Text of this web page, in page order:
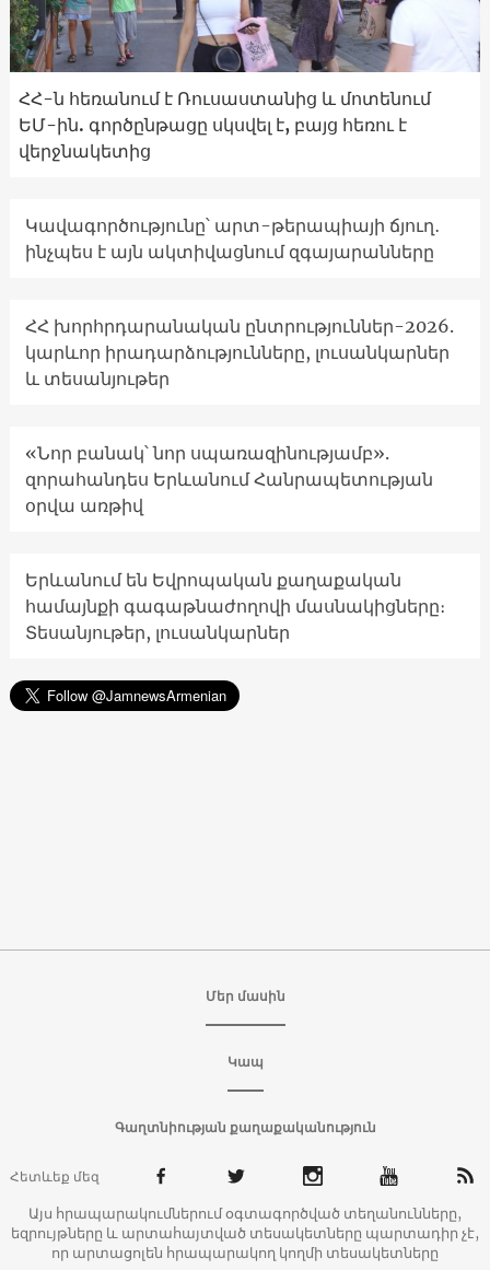
ՀՀ-ն հեռանում է Ռուսաստանից և մոտենում
ԵՄ-ին. գործընթացը սկսվել է, բայց հեռու է
վերջնակետից
Կավագործությունը՝ արտ-թերապիայի ճյուղ․
ինչպես է այն ակտիվացնում զգայարանները
ՀՀ խորհրդարանական ընտրություններ-2026.
կարևոր իրադարձությունները, լուսանկարներ
և տեսանյութեր
«Նոր բանակ՝ նոր սպառազինությամբ».
զորահանդես Երևանում Հանրապետության
օրվա առթիվ
Երևանում են Եվրոպական քաղաքական
համայնքի գագաթնաժողովի մասնակիցները։
Տեսանյութեր, լուսանկարներ
Մեր մասին
Կապ
Գաղտնիության քաղաքականություն
Հետևեք մեզ
Այս հրապարակումներում օգտագործված տեղանունները,
եզրույթները և արտահայտված տեսակետները պարտադիր չէ,
որ արտացոլեն հրապարակող կողմի տեսակետները